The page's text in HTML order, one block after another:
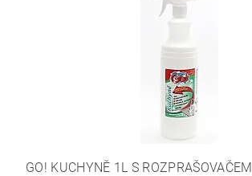
GO! KUCHYNĚ 1L S ROZPRAŠOVAČEM